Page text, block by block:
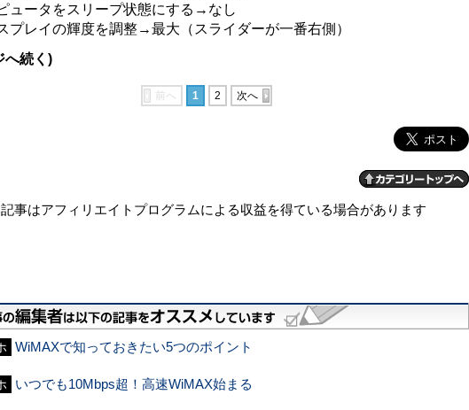
ュータをスリープ状態にする→なし
プレイの輝度を調整→最大（スライダーが一番右側）
へ続く)
前へ 1 2 次へ
事はアフィリエイトプログラムによる収益を得ている場合があります
WiMAXで知っておきたい5つのポイント
いつでも10Mbps超！高速WiMAX始まる